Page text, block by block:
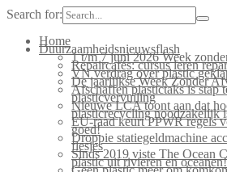
Search for:
Home
Duurzaamheidsnieuwsflash
1 t/m 7 juni 2026 Week
Repaircafés: cursus leren
VN verdrag over plastic
De jaarlijkse Week Zonder
Afschaffen plastictaks is stap
plasticvervuiling
Nieuwe LCA toont aan dat
plasticrecycling noodzakelijk
EU-raad keurt PPWR regels
goed!
Droppie statiegeldmachine
flesjes
Sinds 2019 viste The Ocean
plastic uit rivieren en oceanen!